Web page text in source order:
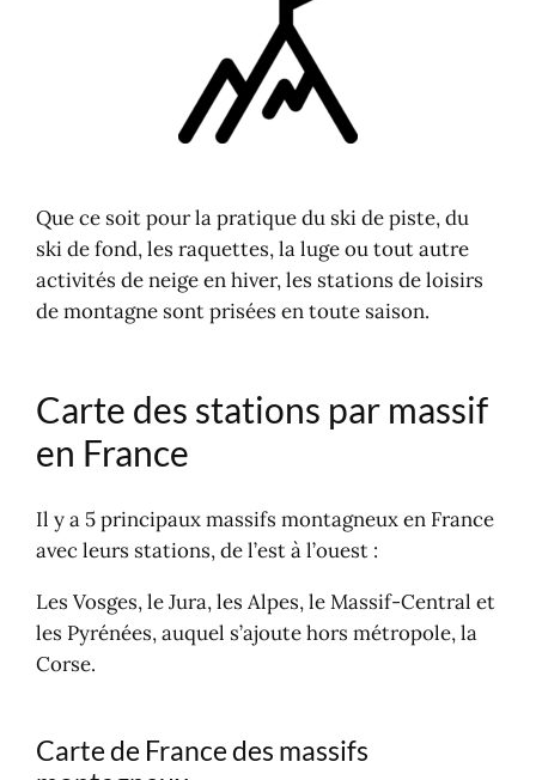
Carte de France des massifs
montagneux
Stations de ski dans les Alpes
Stations de ski, Pyrénées
Jura
Trouver une station, une location
Carte des stations fantômes
Que ce soit pour la pratique du ski de piste, du
ski de fond, les raquettes, la luge ou tout autre
activités de neige en hiver, les stations de loisirs
de montagne sont prisées en toute saison.
Carte des stations par massif
en France
Il y a 5 principaux massifs montagneux en France
avec leurs stations, de l’est à l’ouest :
Les Vosges, le Jura, les Alpes, le Massif-Central et
les Pyrénées, auquel s’ajoute hors métropole, la
Corse.
Carte de France des massifs